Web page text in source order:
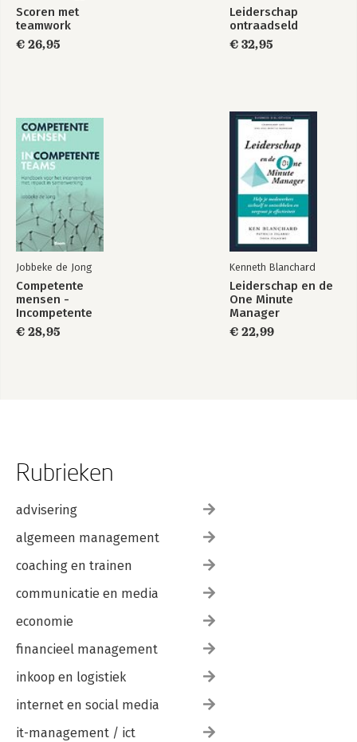
Begrijp je rollen
Zet jezelf aan het werk
Blijf experimenteren
Scoren met
teamwork
€ 26,95
Leiderschap
ontraadseld
€ 32,95
Jobbeke de Jong
Competente
mensen -
Incompetente
teams
€ 28,95
Kenneth Blanchard
Leiderschap en de
One Minute
Manager
€ 22,99
Rubrieken
advisering
algemeen management
coaching en trainen
communicatie en media
economie
financieel management
inkoop en logistiek
internet en social media
it-management / ict